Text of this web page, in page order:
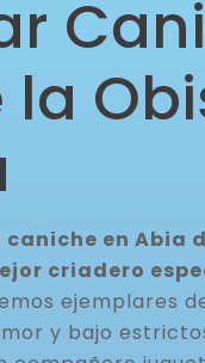
la
en Abia
criadero
ejemplares
y bajo